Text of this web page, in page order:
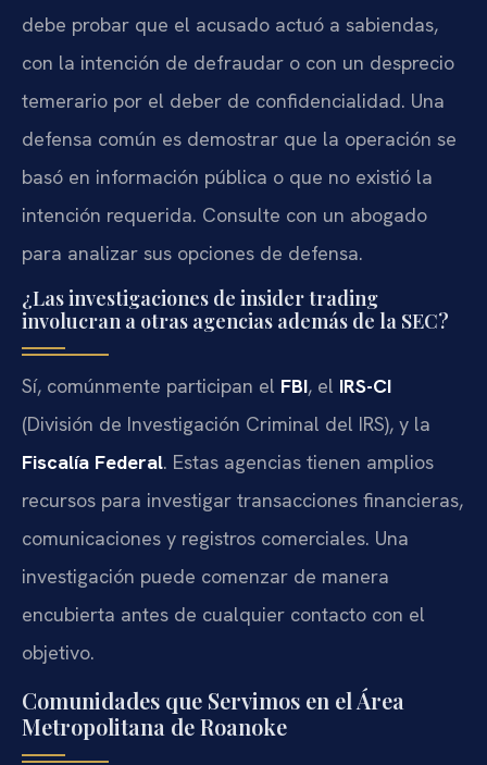
debe probar que el acusado actuó a sabiendas,
con la intención de defraudar o con un desprecio
temerario por el deber de confidencialidad. Una
defensa común es demostrar que la operación se
basó en información pública o que no existió la
intención requerida. Consulte con un abogado
para analizar sus opciones de defensa.
¿Las investigaciones de insider trading
involucran a otras agencias además de la SEC?
Sí, comúnmente participan el FBI, el IRS-CI
(División de Investigación Criminal del IRS), y la
Fiscalía Federal. Estas agencias tienen amplios
recursos para investigar transacciones financieras,
comunicaciones y registros comerciales. Una
investigación puede comenzar de manera
encubierta antes de cualquier contacto con el
objetivo.
Comunidades que Servimos en el Área
Metropolitana de Roanoke